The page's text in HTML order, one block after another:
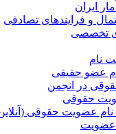
ایران
و فرایندهای تصادفی
تخصصی
نام
عضو حقیقی
در انجمن
حقوقی
عضویت حقوقی (آنلاین)